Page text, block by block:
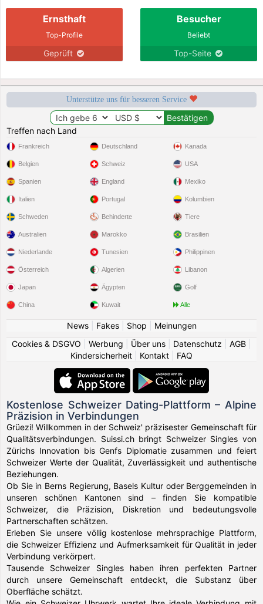
Ernsthaft
Top-Profile
Geprüft
Besucher
Beliebt
Top-Seite
Unterstütze uns für besseren Service
Treffen nach Land
Frankreich
Belgien
Spanien
Italien
Schweden
Deutschland
Schweiz
England
Portugal
Behinderte
Kanada
USA
Mexiko
Kolumbien
Tiere
Australien
Niederlande
Österreich
Japan
China
Marokko
Tunesien
Algerien
Ägypten
Kuwait
Brasilien
Philippinen
Libanon
Golf
Alle
News| Fakes| Shop
Meinungen
Cookies & DSGVO
Werbung Über uns Datenschutz AGB
Kindersicherheit
Kontakt FAQ
Kostenlose Schweizer Dating-Plattform – Alpine
Präzision in Verbindungen
Grüezi! Willkommen in der Schweiz' präzisester Gemeinschaft für
Qualitätsverbindungen. Suissi.ch bringt Schweizer Singles von
Zürichs Innovation bis Genfs Diplomatie zusammen und feiert
Schweizer Werte der Qualität, Zuverlässigkeit und authentische
Beziehungen.
Ob Sie in Berns Regierung, Basels Kultur oder Berggemeinden in
unseren schönen Kantonen sind – finden Sie kompatible
Schweizer, die Präzision, Diskretion und bedeutungsvolle
Partnerschaften schätzen.
Erleben Sie unsere völlig kostenlose mehrsprachige Plattform,
die Schweizer Effizienz und Aufmerksamkeit für Qualität in jeder
Verbindung verkörpert.
Tausende Schweizer Singles haben ihren perfekten Partner
durch unsere Gemeinschaft entdeckt, die Substanz über
Oberfläche schätzt.